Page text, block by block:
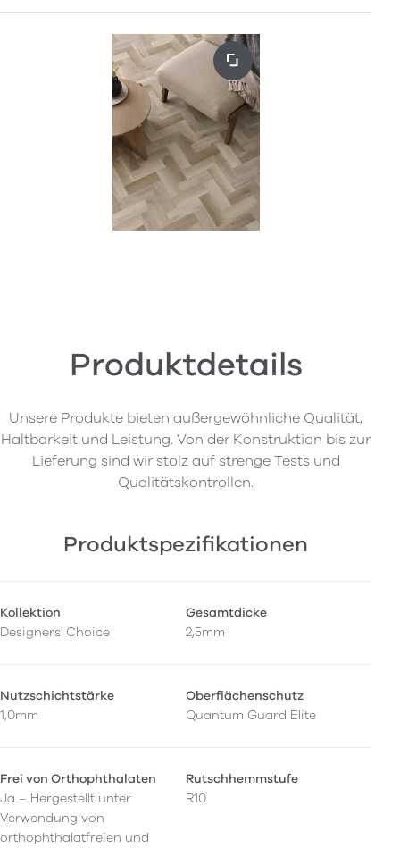
Produktdetails
Unsere Produkte bieten außergewöhnliche Qualität,
Haltbarkeit und Leistung. Von der Konstruktion bis zur
Lieferung sind wir stolz auf strenge Tests und
Qualitätskontrollen.
Produktspezifikationen
Kollektion
Designers' Choice
Gesamtdicke
2,5mm
Nutzschichtstärke
1,0mm
Oberflächenschutz
Quantum Guard Elite
Frei von Orthophthalaten
Ja – Hergestellt unter
Verwendung von
orthophthalatfreien und
Rutschhemmstufe
R10